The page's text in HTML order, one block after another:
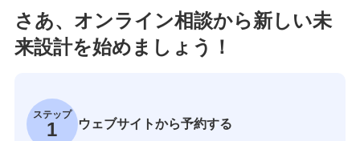
さあ、オンライン相談から新しい未
来設計を始めましょう！
ステップ
1 ウェブサイトから予約する